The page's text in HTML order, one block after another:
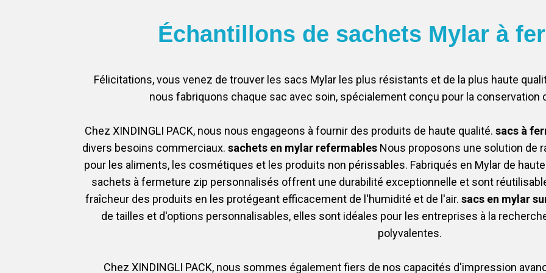
Échantillons de sachets Mylar à
Félicitations, vous venez de trouver les sacs Mylar les plus résistants et de la plus haute
nous fabriquons chaque sac avec soin, spécialement conçu pour la conservation
Chez XINDINGLI PACK, nous nous engageons à fournir des produits de haute qualité. sacs à
divers besoins commerciaux. sachets en mylar refermables Nous proposons une solution de
pour les aliments, les cosmétiques et les produits non périssables. Fabriqués en Mylar de
sachets à fermeture zip personnalisés offrent une durabilité exceptionnelle et sont
fraîcheur des produits en les protégeant efficacement de l'humidité et de l'air. sacs en mylar
de tailles et d'options personnalisables, elles sont idéales pour les entreprises à la
polyvalentes.
Chez XINDINGLI PACK, nous sommes également fiers de nos capacités d'impression